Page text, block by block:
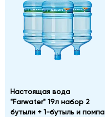
Настоящая вода
"Farwater" 19л набор 2
бутыли + 1-бутыль и помпа